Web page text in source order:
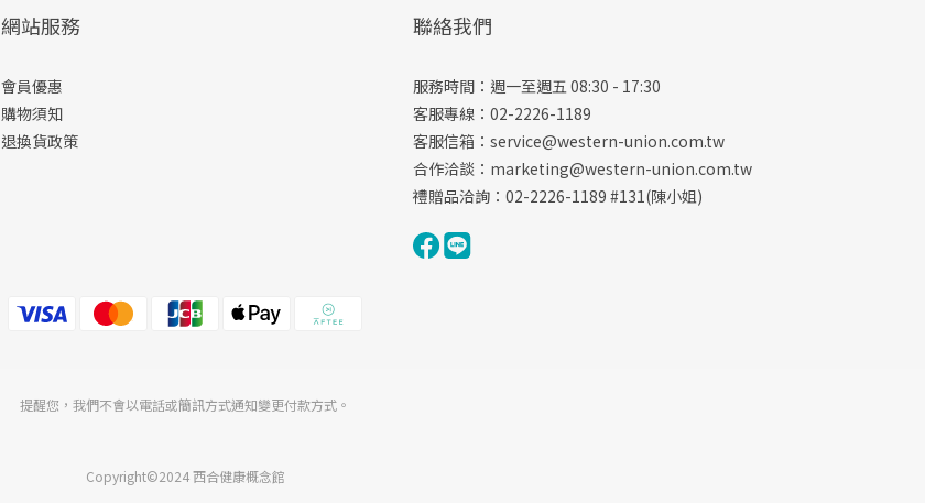
網站服務
會員優惠
購物須知
退換貨政策
聯絡我們
服務時間：週一至週五 08:30 - 17:30
客服專線：02-2226-1189
客服信箱： service@western-union.com.tw
合作洽談： marketing@western-union.com.tw
禮贈品洽詢：02-2226-1189 #131(陳小姐)
提醒您，我們不會以電話或簡訊方式通知變更付款方式。
Copyright©2024 西合健康概念館